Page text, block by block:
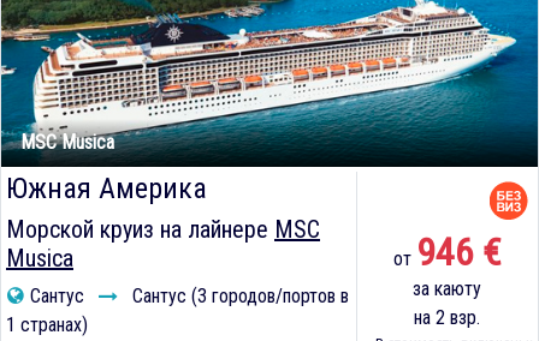
MSC Musica
Южная Америка
Морской круиз на лайнере MSC
Musica
Сантус
Сантус (3 городов/портов в
1 странах)
от 946 €
за каюту
на 2 взр.